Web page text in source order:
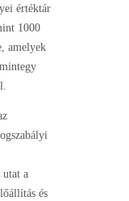
értéktár
1000
amelyek
utat a
és